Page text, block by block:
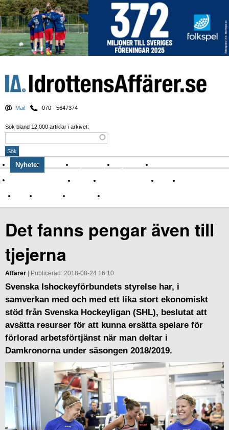
Mail 070 - 5647374
Sök bland 12.000 artiklar i arkivet:
Nyheter Krönikor Sport & spel Nyhetsbrev
Om Idrottens Affärer
Affärer I spåren av Corona Arena
Namn Sponsring TV-nyheter
Det fanns pengar även till
tjejerna
Affärer | Publicerad: 2018-08-24 16:10
Svenska Ishockeyförbundets styrelse har, i
samverkan med och med ett lika stort ekonomiskt
stöd från Svenska Hockeyligan (SHL), beslutat att
avsätta resurser för att kunna ersätta spelare för
förlorad arbetsförtjänst när man deltar i
Damkronorna under säsongen 2018/2019.